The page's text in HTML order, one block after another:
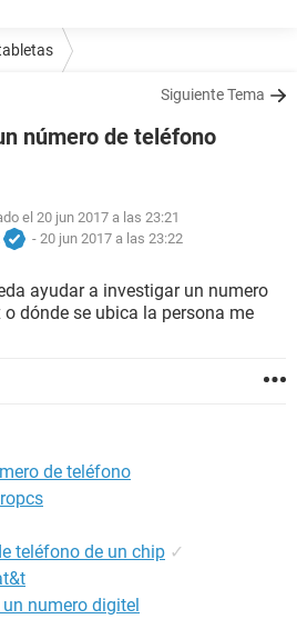
Siguiente Tema
número de teléfono
el 20 jun 2017 a las 23:21
- 20 jun 2017 a las 23:22
ayudar a investigar un numero
dónde se ubica la persona me
de teléfono
teléfono de un chip ✓
numero digitel